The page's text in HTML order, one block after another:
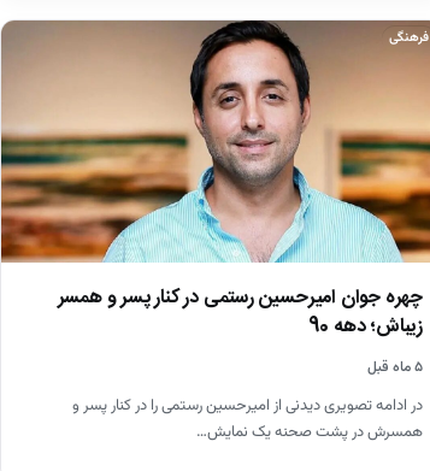
فرهنگی
چهره جوان امیرحسین رستمی در کنار پسر و همسر
زیباش؛ دهه 90
۵ ماه قبل
در ادامه تصویری دیدنی از امیرحسین رستمی را در کنار پسر و
همسرش در پشت صحنه یک نمایش…